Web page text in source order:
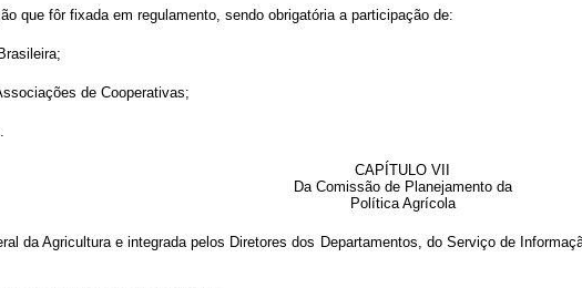
que fôr fixada em regulamento, sendo obrigatória a participação de:
de Cooperativas;
CAPÍTULO VII
Da Comissão de Planejamento da
Política Agrícola
da Agricultura e integrada pelos Diretores dos Departamentos, do Serviço de